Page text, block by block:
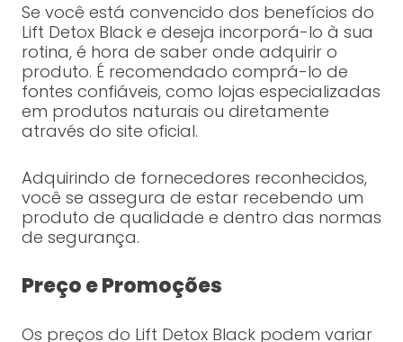
Se você está convencido dos benefícios do
Lift Detox Black e deseja incorporá-lo à sua
rotina, é hora de saber onde adquirir o
produto. É recomendado comprá-lo de
fontes confiáveis, como lojas especializadas
em produtos naturais ou diretamente
através do site oficial.
Adquirindo de fornecedores reconhecidos,
você se assegura de estar recebendo um
produto de qualidade e dentro das normas
de segurança.
Preço e Promoções
Os preços do Lift Detox Black podem variar